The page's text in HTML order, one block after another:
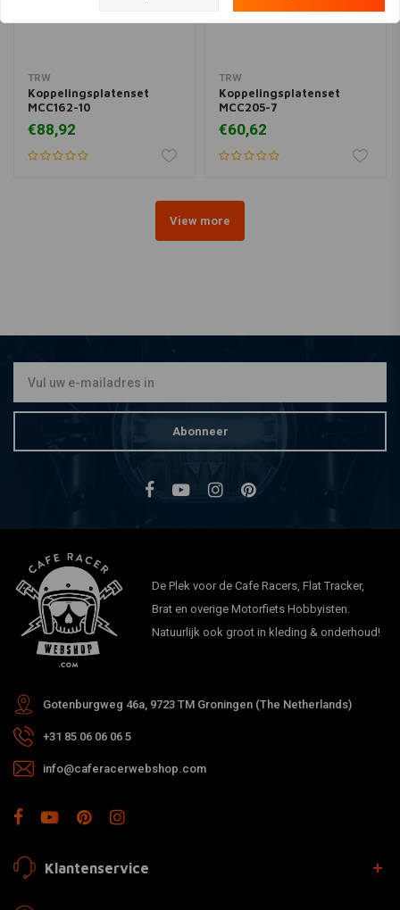
TRW
Koppelingsplatenset
MCC162-10
€88,92
TRW
Koppelingsplatenset
MCC205-7
€60,62
View more
Abonneer
De Plek voor de Cafe Racers, Flat Tracker,
Brat en overige Motorfiets Hobbyisten.
Natuurlijk ook groot in kleding & onderhoud!
Gotenburgweg 46a, 9723 TM Groningen (The Netherlands)
+31 85 06 06 06 5
info@caferacerwebshop.com
Klantenservice